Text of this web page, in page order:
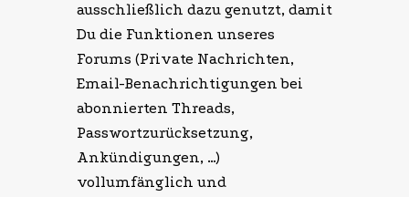
ausschließlich dazu genutzt, damit
Du die Funktionen unseres
Forums (Private Nachrichten,
Email-Benachrichtigungen bei
abonnierten Threads,
Passwortzurücksetzung,
Ankündigungen, …)
vollumfänglich und